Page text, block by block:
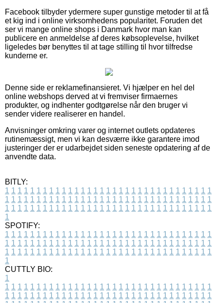
Facebook tilbyder ydermere super gunstige metoder til at få
et kig ind i online virksomhedens popularitet. Foruden det
ser vi mange online shops i Danmark hvor man kan
publicere en anmeldelse af deres købsoplevelse, hvilket
ligeledes bør benyttes til at tage stilling til hvor tilfredse
kunderne er.
Denne side er reklamefinansieret. Vi hjælper en hel del
online webshops derved at vi fremviser firmaernes
produkter, og indhenter godtgørelse når den bruger vi
sender videre realiserer en handel.
Anvisninger omkring varer og internet outlets opdateres
rutinemæssigt, men vi kan desværre ikke garantere imod
justeringer der er udarbejdet siden seneste opdatering af de
anvendte data.
BITLY:
1 1 1 1 1 1 1 1 1 1 1 1 1 1 1 1 1 1 1 1 1 1 1 1 1 1 1 1 1 1 1 1 1
1 1 1 1 1 1 1 1 1 1 1 1 1 1 1 1 1 1 1 1 1 1 1 1 1 1 1 1 1 1 1 1 1
1 1 1 1 1 1 1 1 1 1 1 1 1 1 1 1 1 1 1 1 1 1 1 1 1 1 1 1 1 1 1 1 1
1
SPOTIFY:
1 1 1 1 1 1 1 1 1 1 1 1 1 1 1 1 1 1 1 1 1 1 1 1 1 1 1 1 1 1 1 1 1
1 1 1 1 1 1 1 1 1 1 1 1 1 1 1 1 1 1 1 1 1 1 1 1 1 1 1 1 1 1 1 1 1
1 1 1 1 1 1 1 1 1 1 1 1 1 1 1 1 1 1 1 1 1 1 1 1 1 1 1 1 1 1 1 1 1
1
CUTTLY BIO:
1
1 1 1 1 1 1 1 1 1 1 1 1 1 1 1 1 1 1 1 1 1 1 1 1 1 1 1 1 1 1 1 1 1
1 1 1 1 1 1 1 1 1 1 1 1 1 1 1 1 1 1 1 1 1 1 1 1 1 1 1 1 1 1 1 1 1